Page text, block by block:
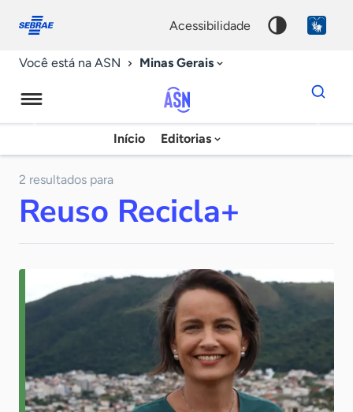
conosco
acessibilidade
Você está na ASN Minas Gerais
Agência
Sebrae
Notícias
Início Editorias
Dados
para
chave
2 resultados para
Reuso Recicla+